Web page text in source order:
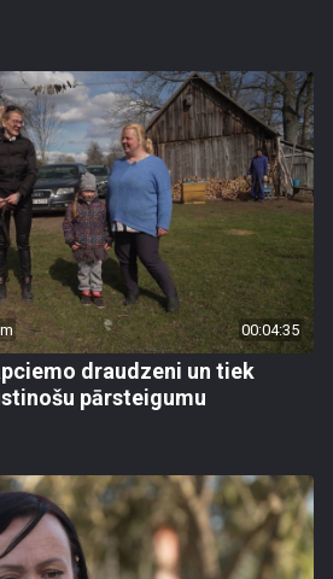
00:04:35
draudzeni un tiek
pārsteigumu